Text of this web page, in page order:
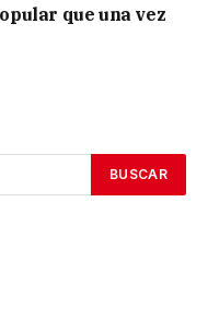
que una vez